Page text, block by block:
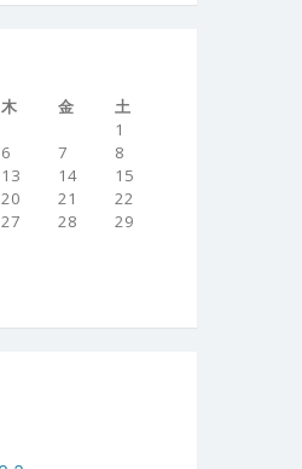
木 金
土
1
6 7
8
13 14
15
20 21
22
27 28
29